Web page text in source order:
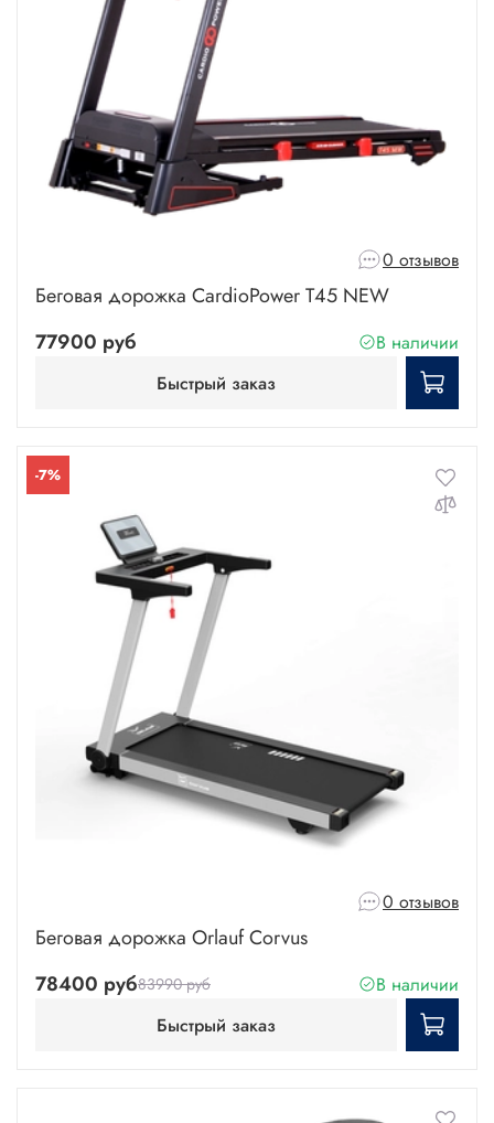
0 отзывов
Беговая дорожка CardioPower T45 NEW
77900 руб
В наличии
Быстрый заказ
-7%
0 отзывов
Беговая дорожка Orlauf Corvus
78400 руб83990 руб
В наличии
Быстрый заказ